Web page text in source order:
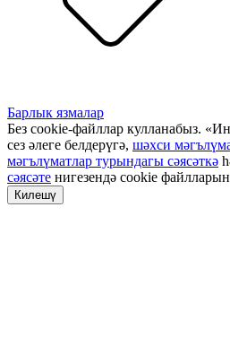
Барлык язмалар
Без cookie-файллар кулланабыз.
сез әлеге белдерүгә, шәхси
мәгълүматлар турындагы сәясәткә
сәясәте нигезендә cookie
Килешү